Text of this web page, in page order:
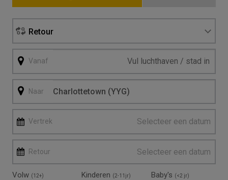
Retour
Vanaf
Naar
Vertrek Selecteer een datum
Retour Selecteer een datum
Volw (12+) Kinderen (2-11jr) Baby's (<2 jr)